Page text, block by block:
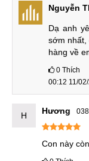
Nguyễn
Dạ anh
sớm nhất,
hàng về
0 Thích
00:12 11/
H Hương
Con này